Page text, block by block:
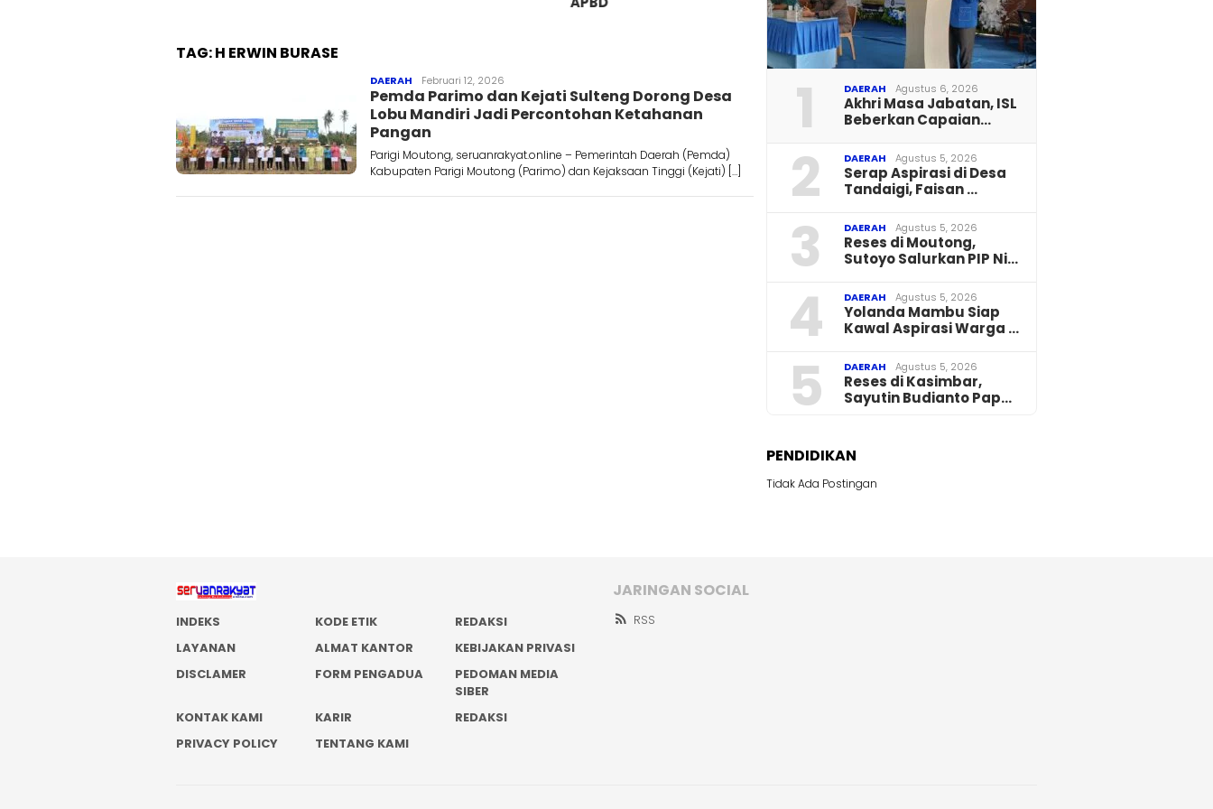
TAG:H ERWIN BURASE
DAERAH redaksiseruanrakyat@gmail.com
Februari 12, 2026
Pemda Parimo dan Kejati Sulteng Dorong Desa
Lobu Mandiri Jadi Percontohan Ketahanan
Pangan
Parigi Moutong, seruanrakyat.online – Pemerintah Daerah (Pemda)
Kabupaten Parigi Moutong (Parimo) dan Kejaksaan Tinggi (Kejati) […]
1 DAERAH Agustus 6, 2026
Akhri Masa Jabatan, ISL
Beberkan Capaian…
2 DAERAH Agustus 5, 2026
Serap Aspirasi di Desa
Tandaigi, Faisan …
3 DAERAH Agustus 5, 2026
Reses di Moutong,
Sutoyo Salurkan PIP Ni…
4 DAERAH Agustus 5, 2026
Yolanda Mambu Siap
Kawal Aspirasi Warga …
5 DAERAH Agustus 5, 2026
Reses di Kasimbar,
Sayutin Budianto Pap…
PENDIDIKAN
Tidak Ada Postingan
INDEKS KODE ETIK
REDAKSI
LAYANAN
ALMAT KANTOR
KEBIJAKAN PRIVASI
DISCLAMER
FORM PENGADUA
PEDOMAN MEDIA
SIBER
KONTAK KAMI
KARIR
REDAKSI
PRIVACY POLICY
TENTANG KAMI
JARINGAN SOCIAL
RSS